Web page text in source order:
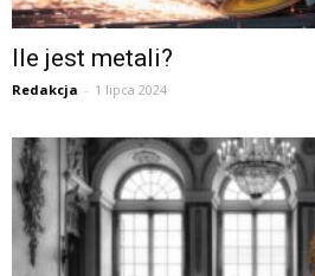
Ile jest metali?
Redakcja - 1 lipca 2024